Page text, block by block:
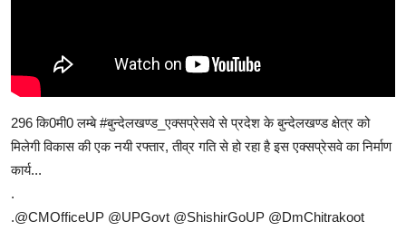
296 कि0मी0 लम्बे#बुन्देलखण्ड_एक्सप्रेसवेसे प्रदेश के बुन्देलखण्ड क्षेत्र को
मिलेगी विकास की एक नयी रफ्तार, तीव्र गति से हो रहा है इस एक्सप्रेसवे का निर्माण
कार्य...
.
.@CMOfficeUP @UPGovt @ShishirGoUP @DmChitrakoot